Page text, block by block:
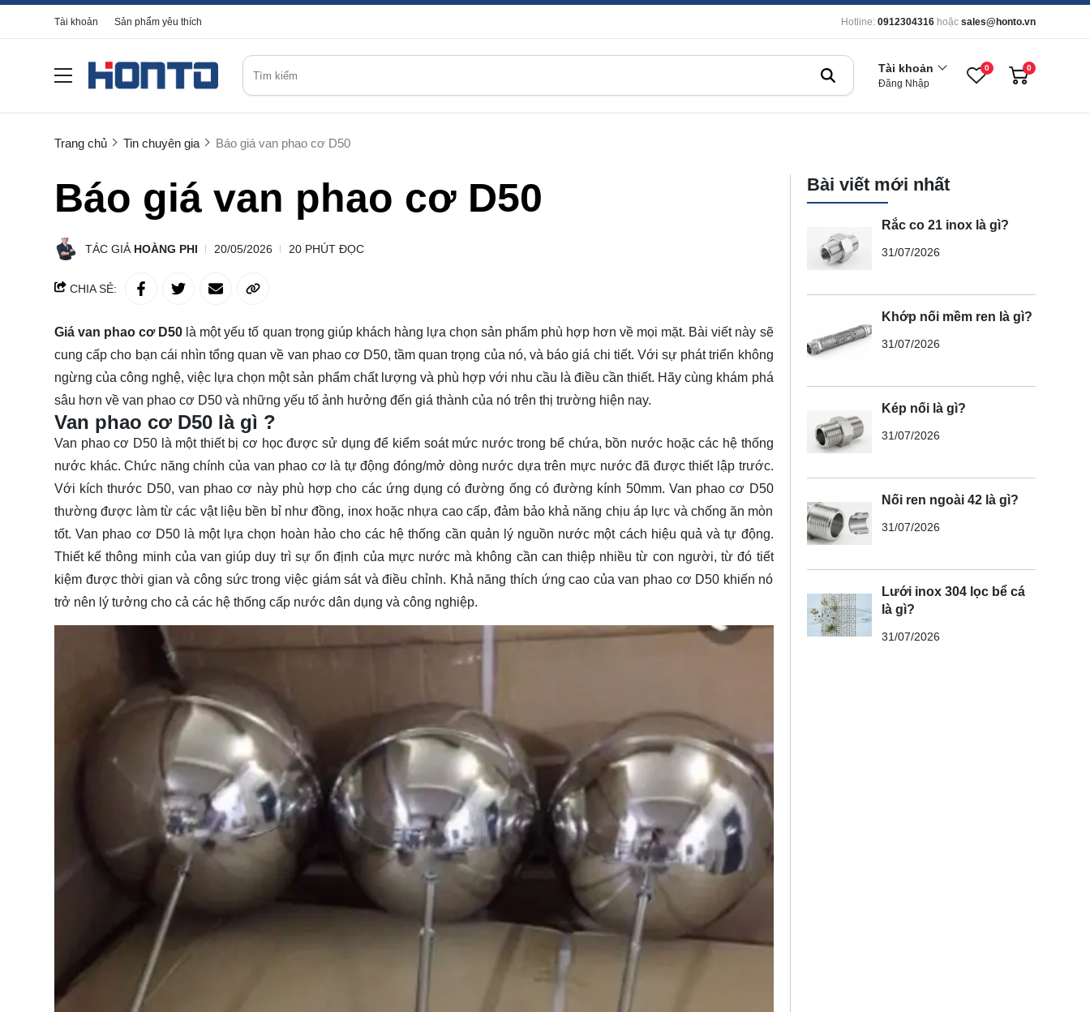
Tài khoản Sản phẩm yêu thích Hotline: 0912304316 hoặc sales@honto.vn
Tài khoản
Đăng Nhập
0 0
Trang chủ Tin chuyên gia Báo giá van phao cơ D50
Báo giá van phao cơ D50
TÁC GIẢ HOÀNG PHI 20/05/2026 20 PHÚT ĐỌC
CHIA SẺ:
Giá van phao cơ D50 là một yếu tố quan trọng giúp khách hàng lựa chọn sản phẩm phù hợp hơn về mọi mặt. Bài viết này sẽ
cung cấp cho bạn cái nhìn tổng quan về van phao cơ D50, tầm quan trọng của nó, và báo giá chi tiết. Với sự phát triển không
ngừng của công nghệ, việc lựa chọn một sản phẩm chất lượng và phù hợp với nhu cầu là điều cần thiết. Hãy cùng khám phá
sâu hơn về van phao cơ D50 và những yếu tố ảnh hưởng đến giá thành của nó trên thị trường hiện nay.
Van phao cơ D50 là gì ?
Van phao cơ D50 là một thiết bị cơ học được sử dụng để kiểm soát mức nước trong bể chứa, bồn nước hoặc các hệ thống
nước khác. Chức năng chính của van phao cơ là tự động đóng/mở dòng nước dựa trên mực nước đã được thiết lập trước.
Với kích thước D50, van phao cơ này phù hợp cho các ứng dụng có đường ống có đường kính 50mm. Van phao cơ D50
thường được làm từ các vật liệu bền bỉ như đồng, inox hoặc nhựa cao cấp, đảm bảo khả năng chịu áp lực và chống ăn mòn
tốt. Van phao cơ D50 là một lựa chọn hoàn hảo cho các hệ thống cần quản lý nguồn nước một cách hiệu quả và tự động.
Thiết kế thông minh của van giúp duy trì sự ổn định của mực nước mà không cần can thiệp nhiều từ con người, từ đó tiết
kiệm được thời gian và công sức trong việc giám sát và điều chỉnh. Khả năng thích ứng cao của van phao cơ D50 khiến nó
trở nên lý tưởng cho cả các hệ thống cấp nước dân dụng và công nghiệp.
Bài viết mới nhất
Rắc co 21 inox là gì?
31/07/2026
Khớp nối mềm ren là gì?
31/07/2026
Kép nối là gì?
31/07/2026
Nối ren ngoài 42 là gì?
31/07/2026
Lưới inox 304 lọc bể cá
là gì?
31/07/2026